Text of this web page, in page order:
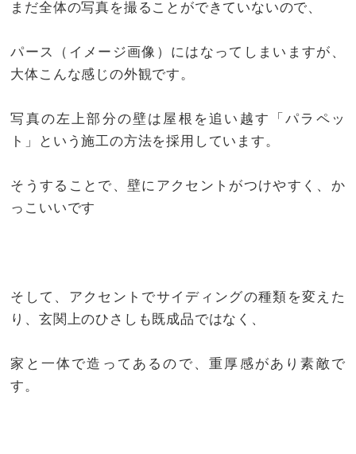
まだ全体の写真を撮ることができていないので、
パース（イメージ画像）にはなってしまいますが、
大体こんな感じの外観です。
写真の左上部分の壁は屋根を追い越す「パラペッ
ト」という施工の方法を採用しています。
そうすることで、壁にアクセントがつけやすく、か
っこいいです
そして、アクセントでサイディングの種類を変えた
り、玄関上のひさしも既成品ではなく、
家と一体で造ってあるので、重厚感があり素敵で
す。